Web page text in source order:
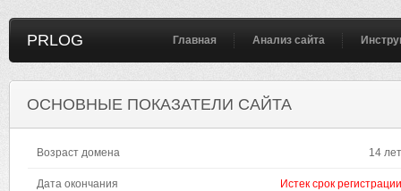
PRLOG Главная Анализ сайта
ОСНОВНЫЕ ПОКАЗАТЕЛИ САЙТА
Возраст домена 14 лет
Дата окончания Истек срок регистрации